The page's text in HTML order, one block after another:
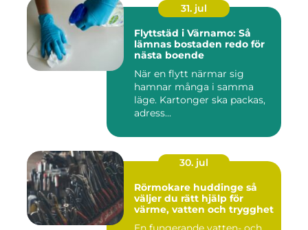
31. jul
Flyttstäd i Värnamo: Så
lämnas bostaden redo för
nästa boende
När en flytt närmar sig
hamnar många i samma
läge. Kartonger ska packas,
adress...
30. jul
Rörmokare huddinge så
väljer du rätt hjälp för
värme, vatten och trygghet